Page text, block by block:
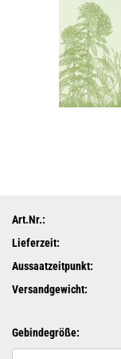
Art.Nr.:
Lieferzeit:
Aussaatzeitpunkt:
Versandgewicht:
Gebindegröße: